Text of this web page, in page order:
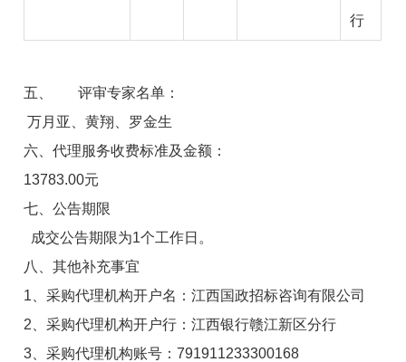
行
五、
评审专家名单：
万月亚、黄翔、罗金生
六、代理服务收费标准及金额：
13783.00元
七、公告期限
成交公告期限为1个工作日。
八、其他补充事宜
1、采购代理机构开户名：江西国政招标咨询有限公司
2、采购代理机构开户行：江西银行赣江新区分行
3、采购代理机构账号：791911233300168